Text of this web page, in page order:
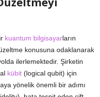
kuantum bilgisayarların
konusuna odaklanarak
ilerlemektedir. Şirketin
kübit (logical qubit) için
yönelik önemli bir adımı